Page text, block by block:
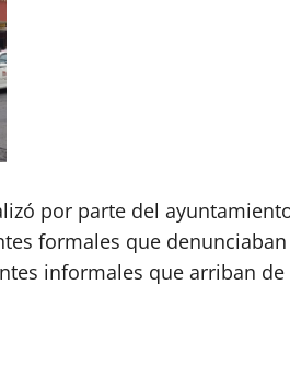
por parte del
formales que
informales que arriban